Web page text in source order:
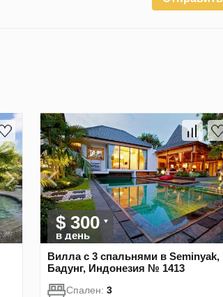
$ 300
в день
Вилла с 3 спальнями в Seminyak,
Бадунг, Индонезия № 1413
Спален: 3